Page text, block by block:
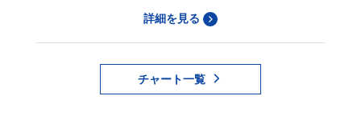
詳細を見る
チャート一覧